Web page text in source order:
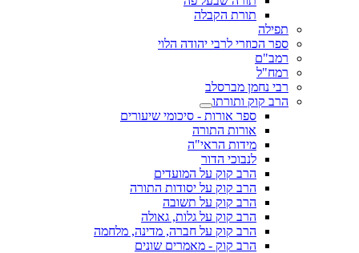
תורת הקבלה
תפילה
ספר הכוזרי לרבי יהודה הלוי
רמב"ם
רמח"ל
רבי נחמן מברסלב
הרב קוק ותורתו
ספר אורות - סיכומי שיעורים
אורות התורה
מידות הראי"ה
לנבוכי הדור
הרב קוק על המועדים
הרב קוק על יסודות התורה
הרב קוק על תשובה
הרב קוק על גלות, גאולה
הרב קוק על חברה, מדינה, מלחמה
הרב קוק - מאמרים שונים